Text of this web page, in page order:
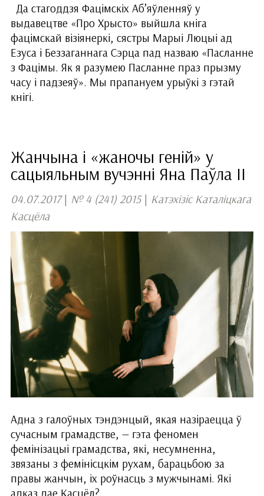
Да стагоддзя Фацімскіх Аб’яўленняў у
выдавецтве «Про Хрысто» выйшла кніга
фацімскай візіянеркі, сястры Марыі Люцыі ад
Езуса і Беззаганнага Сэрца пад назваю «Пасланне
з Фацімы. Як я разумею Пасланне праз прызму
часу і падзеяў». Мы прапануем урыўкі з гэтай
кнігі.
Жанчына і «жаночы геній» у
сацыяльным вучэнні Яна Паўла ІІ
04.07.2017| № 4 (241) 2015 | Катэхізіс Каталіцкага
Касцёла
Адна з галоўных тэндэнцый, якая назіраецца ў
сучасным грамадстве, — гэта феномен
фемінізацыі грамадства, якi, несумненна,
звязаны з фемінісцкім рухам, барацьбою за
правы жанчын, іх роўнасць з мужчынамі. Які